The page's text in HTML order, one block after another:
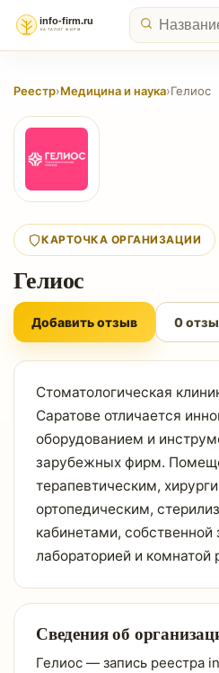
Реестр›Медицина и наука›Гелиос
КАРТОЧКА ОРГАНИЗАЦИИ
Гелиос
Добавить отзыв 0
Стоматологическая
Саратове отличается
оборудованием и
зарубежных фирм.
терапевтическим,
ортопедическим,
кабинетами, собственной
лабораторией и комнатой
Сведения об
Гелиос — запись реестра